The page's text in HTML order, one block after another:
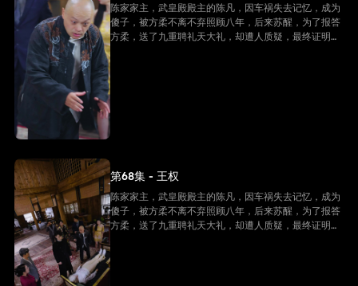
陈家家主，武皇殿殿主的陈凡，因车祸失去记忆，成为
傻子，被方柔不离不弃照顾八年，后来苏醒，为了报答
方柔，送了九重聘礼天大礼，却遭人质疑，最终证明他
是陈家家主，并且还是武皇殿武皇，最终跟方柔有情人
终成眷属。
第68集 - 王权
陈家家主，武皇殿殿主的陈凡，因车祸失去记忆，成为
傻子，被方柔不离不弃照顾八年，后来苏醒，为了报答
方柔，送了九重聘礼天大礼，却遭人质疑，最终证明他
是陈家家主，并且还是武皇殿武皇，最终跟方柔有情人
终成眷属。